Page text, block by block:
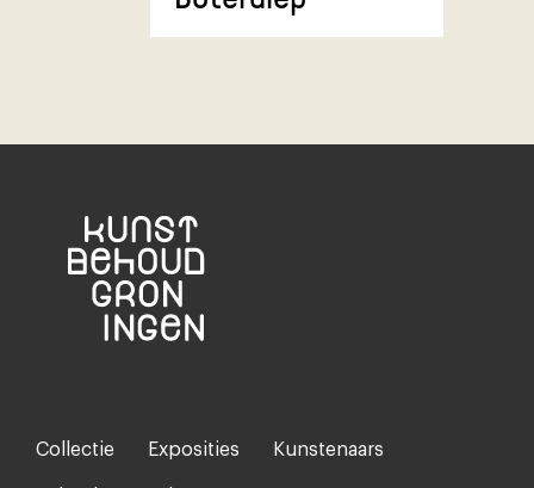
Footer-
Collectie Exposities Kunstenaars